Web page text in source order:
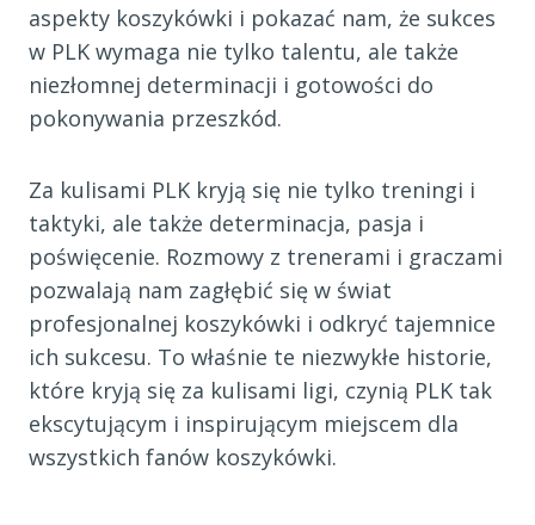
aspekty koszykówki i pokazać nam, że sukces
w PLK wymaga nie tylko talentu, ale także
niezłomnej determinacji i gotowości do
pokonywania przeszkód.
Za kulisami PLK kryją się nie tylko treningi i
taktyki, ale także determinacja, pasja i
poświęcenie. Rozmowy z trenerami i graczami
pozwalają nam zagłębić się w świat
profesjonalnej koszykówki i odkryć tajemnice
ich sukcesu. To właśnie te niezwykłe historie,
które kryją się za kulisami ligi, czynią PLK tak
ekscytującym i inspirującym miejscem dla
wszystkich fanów koszykówki.